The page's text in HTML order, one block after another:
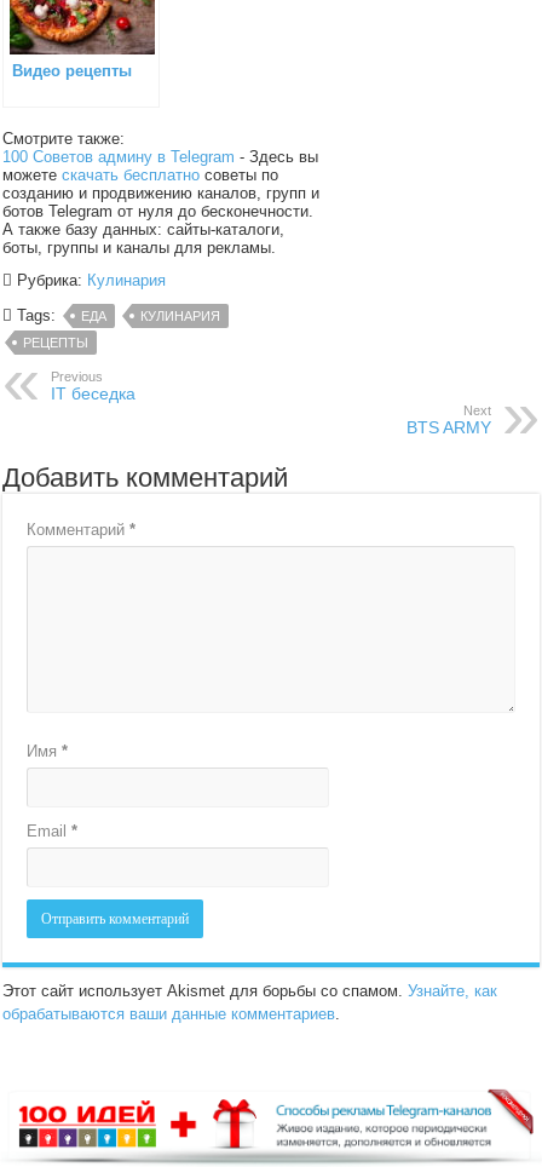
Видео рецепты
Смотрите также:
100 Советов админу в Telegram - Здесь вы
можетескачать бесплатно советы по
созданию и продвижению каналов, групп и
ботов Telegram от нуля до бесконечности.
А также базу данных: сайты-каталоги,
боты, группы и каналы для рекламы.
Рубрика: Кулинария
Tags:
ЕДА
КУЛИНАРИЯ
РЕЦЕПТЫ
Previous
IT беседка
Next
BTS ARMY
Добавить комментарий
Комментарий*
Имя*
Email*
Этот сайт использует Akismet для борьбы со спамом.Узнайте, как
обрабатываются ваши данные комментариев.